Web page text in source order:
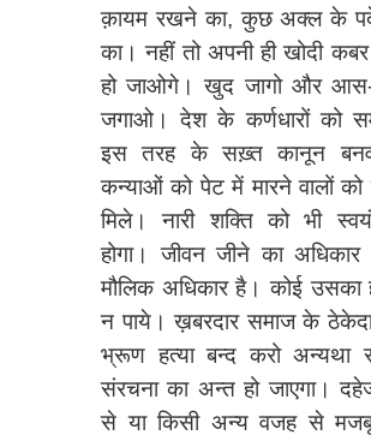
क़ायम रखने का, कुछ अक्ल के
का। नहीं तो अपनी ही खोदी
हो जाओगे। खुद जागो और आस-
जगाओ। देश के कर्णधारों को
इस तरह के सख़्त कानून
कन्याओं को पेट में मारने वालों
मिले। नारी शक्ति को भी
होगा। जीवन जीने का अधिकार
मौलिक अधिकार है। कोई उसका
न पाये। ख़बरदार समाज के
भ्रूण हत्या बन्द करो अन्यथा
संरचना का अन्त हो जाएगा।
से या किसी अन्य वजह से